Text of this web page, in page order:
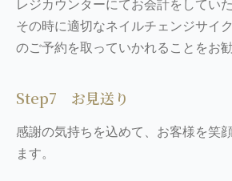
レジカウンターにてお会計をしていた
その時に適切なネイルチェンジサイ
のご予約を取っていかれることをお
Step7 お見送り
感謝の気持ちを込めて、お客様を笑
ます。